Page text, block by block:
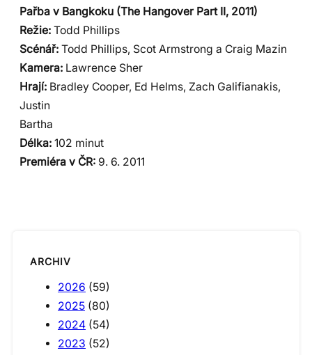
Pařba v Bangkoku (The Hangover Part II, 2011)
Režie: Todd Phillips
Scénář: Todd Phillips, Scot Armstrong a Craig Mazin
Kamera: Lawrence Sher
Hrají: Bradley Cooper, Ed Helms, Zach Galifianakis,
Justin
Bartha
Délka: 102 minut
Premiéra v ČR: 9. 6. 2011
ARCHIV
2026 (59)
2025 (80)
2024 (54)
2023 (52)